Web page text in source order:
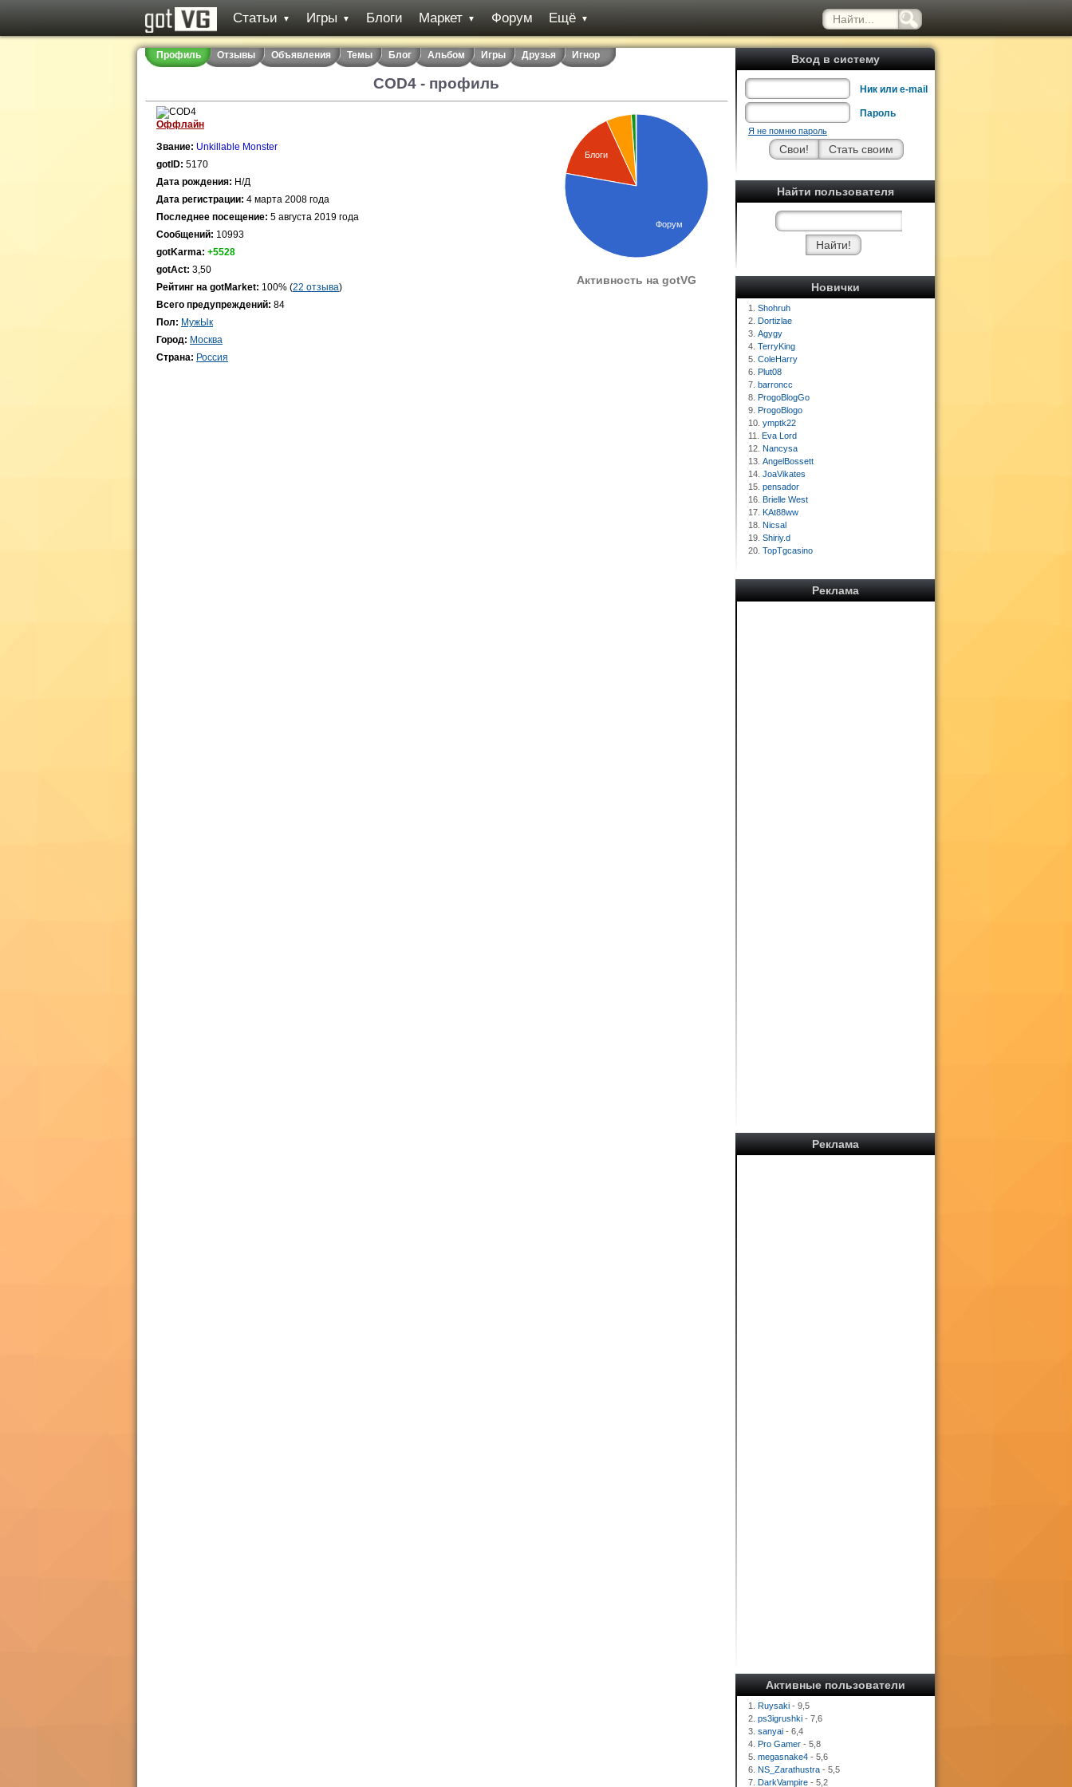
Статьи ▼ Игры ▼ Блоги Маркет ▼ Форум Ещё ▼
Вход в систему
Ник или e-mail
Пароль
Я не помню пароль
Найти пользователя
Новички
1. Shohruh
2. Dortizlae
3. Agygy
4. TerryKing
5. ColeHarry
6. Plut08
7. barroncc
8. ProgoBlogGo
9. ProgoBlogo
10. ymptk22
11. Eva Lord
12. Nancysa
13. AngelBossett
14. JoaVikates
15. pensador
16. Brielle West
17. KAt88ww
18. Nicsal
19. Shiriy.d
20. TopTgcasino
Реклама
Реклама
Активные пользователи
1. Ruysaki - 9,5
2. ps3igrushki - 7,6
3. sanyai - 6,4
4. Pro Gamer - 5,8
5. megasnake4 - 5,6
6. NS_Zarathustra - 5,5
7. DarkVampire - 5,2
Профиль Отзывы Объявления Темы Блог Альбом Игры Друзья Игнор
COD4 - профиль
Блоги
Форум
Активность на gotVG
Оффлайн
Звание: Unkillable Monster
gotID: 5170
Дата рождения: Н/Д
Дата регистрации: 4 марта 2008 года
Последнее посещение: 5 августа 2019 года
Сообщений: 10993
gotKarma: +5528
gotAct: 3,50
Рейтинг на gotMarket: 100% (22 отзыва)
Всего предупреждений: 84
Пол: МужЫк
Город: Москва
Страна: Россия